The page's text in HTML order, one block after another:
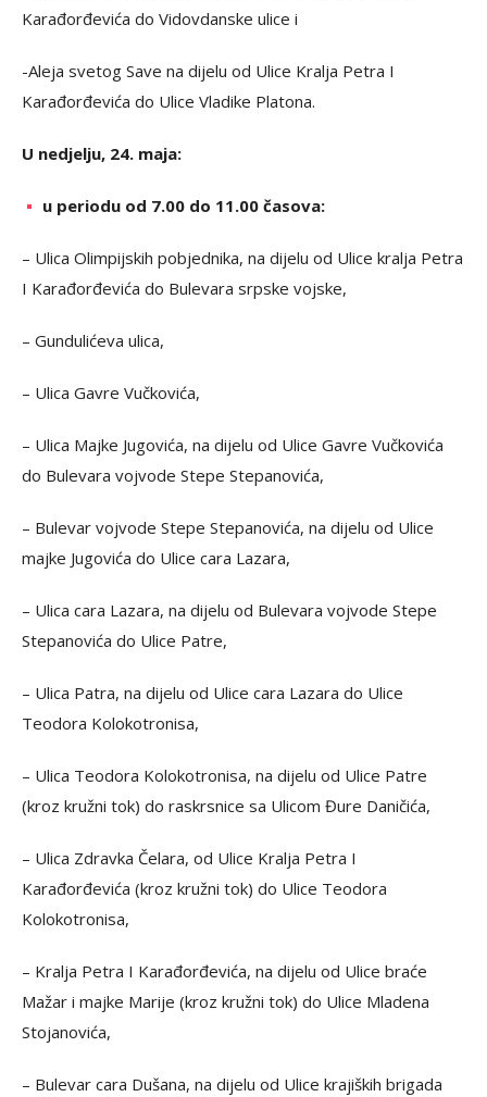
Karađorđevića do Vidovdanske ulice i
-Aleja svetog Save na dijelu od Ulice Kralja Petra I
Karađorđevića do Ulice Vladike Platona.
U nedjelju, 24. maja:
u periodu od 7.00 do 11.00 časova:
– Ulica Olimpijskih pobjednika, na dijelu od Ulice kralja Petra
I Karađorđevića do Bulevara srpske vojske,
– Gundulićeva ulica,
– Ulica Gavre Vučkovića,
– Ulica Majke Jugovića, na dijelu od Ulice Gavre Vučkovića
do Bulevara vojvode Stepe Stepanovića,
– Bulevar vojvode Stepe Stepanovića, na dijelu od Ulice
majke Jugovića do Ulice cara Lazara,
– Ulica cara Lazara, na dijelu od Bulevara vojvode Stepe
Stepanovića do Ulice Patre,
– Ulica Patra, na dijelu od Ulice cara Lazara do Ulice
Teodora Kolokotronisa,
– Ulica Teodora Kolokotronisa, na dijelu od Ulice Patre
(kroz kružni tok) do raskrsnice sa Ulicom Đure Daničića,
– Ulica Zdravka Čelara, od Ulice Kralja Petra I
Karađorđevića (kroz kružni tok) do Ulice Teodora
Kolokotronisa,
– Kralja Petra I Karađorđevića, na dijelu od Ulice braće
Mažar i majke Marije (kroz kružni tok) do Ulice Mladena
Stojanovića,
– Bulevar cara Dušana, na dijelu od Ulice krajiških brigada